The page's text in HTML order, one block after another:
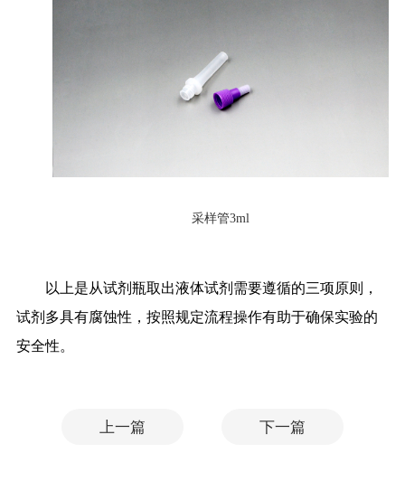
采样管3ml
以上是从试剂瓶取出液体试剂需要遵循的三项原则，
试剂多具有腐蚀性，按照规定流程操作有助于确保实验的
安全性。
上一篇 下一篇